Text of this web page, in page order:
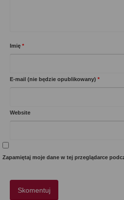
Imię *
E-mail (nie będzie opublikowany) *
Website
Zapamiętaj moje dane w tej przeglądarce